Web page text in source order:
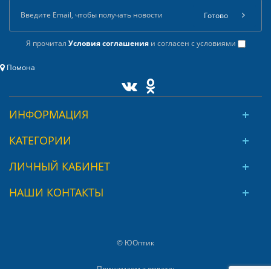
Я прочитал Условия соглашенияи согласен с условиями
Готово
Помона
ИНФОРМАЦИЯ
КАТЕГОРИИ
ЛИЧНЫЙ КАБИНЕТ
НАШИ КОНТАКТЫ
© ЮОптик